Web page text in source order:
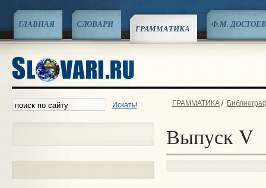
ГЛАВНАЯ СЛОВАРИ ГРАММАТИКА Ф.М.
Искать! ГРАММАТИКА/
Выпуск V